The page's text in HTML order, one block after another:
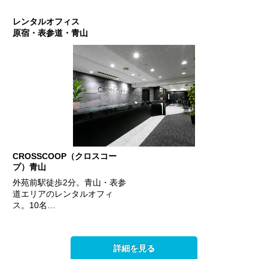
レンタルオフィス
原宿・表参道・青山
CROSSCOOP（クロスコー
プ）青山
外苑前駅徒歩2分。青山・表参
道エリアのレンタルオフィ
ス。10名…
詳細を見る